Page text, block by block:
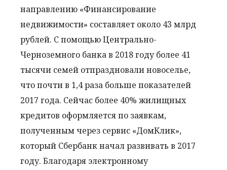
направлению «Финансирование
недвижимости» составляет около 43 млрд
рублей. С помощью Центрально-
Черноземного банка в 2018 году более 41
тысячи семей отпраздновали новоселье,
что почти в 1,4 раза больше показателей
2017 года. Сейчас более 40% жилищных
кредитов оформляется по заявкам,
полученным через сервис «ДомКлик»,
который Сбербанк начал развивать в 2017
году. Благодаря электронному